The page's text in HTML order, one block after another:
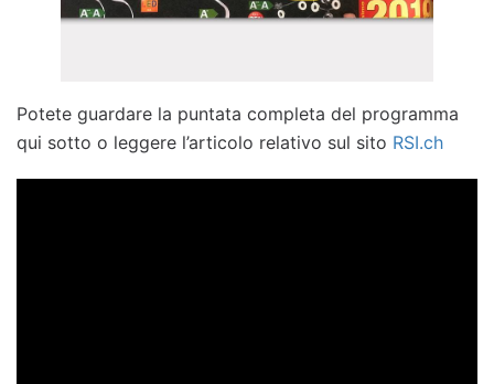
Potete guardare la puntata completa del programma
qui sotto o leggere l’articolo relativo sul sito RSI.ch